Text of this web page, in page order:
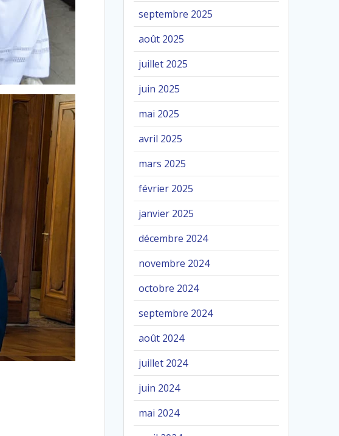
septembre 2025
août 2025
juillet 2025
juin 2025
mai 2025
avril 2025
mars 2025
février 2025
janvier 2025
décembre 2024
novembre 2024
octobre 2024
septembre 2024
août 2024
juillet 2024
juin 2024
mai 2024